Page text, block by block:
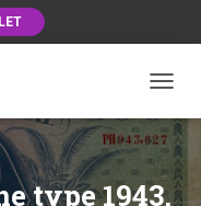
type 1943,